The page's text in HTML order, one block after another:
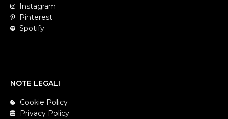
Instagram
Pinterest
Spotify
NOTE LEGALI
Cookie Policy
Privacy Policy